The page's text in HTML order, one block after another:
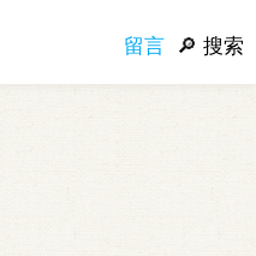
留言 搜索